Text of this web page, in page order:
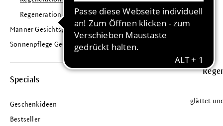
Regeneration Intensiv ab 50
Männer Gesichtspflege
Sonnenpflege Gesicht
Specials
Geschenkideen
Bestseller
glättet